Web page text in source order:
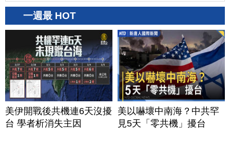
一週最 HOT
美伊開戰後共機連6天沒擾
台 學者析消失主因
美以嚇壞中南海？中共罕
見5天「零共機」擾台